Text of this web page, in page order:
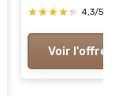
★★★★★
★★★★★ 4,3/5
Voir l'offre